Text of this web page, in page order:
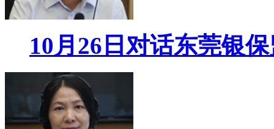
10月26日对话东莞银